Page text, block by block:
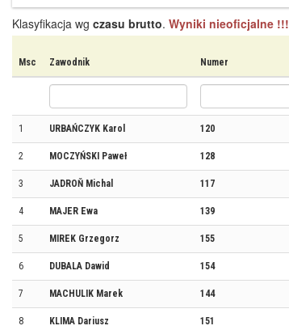
Klasyfikacja wg czasu brutto. Wyniki nieoficjalne !!!
Msc Zawodnik Numer
1 URBAŃCZYK Karol 120
2 MOCZYŃSKI Paweł 128
3 JADROŇ Michal 117
4 MAJER Ewa 139
5 MIREK Grzegorz 155
6 DUBALA Dawid 154
7 MACHULIK Marek 144
8 KLIMA Dariusz 151